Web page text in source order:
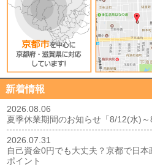
新着情報
2026.08.06
夏季休業期間のお知らせ「8/12(水)～
2026.07.31
自己資金0円でも大丈夫？京都で日
ポイント